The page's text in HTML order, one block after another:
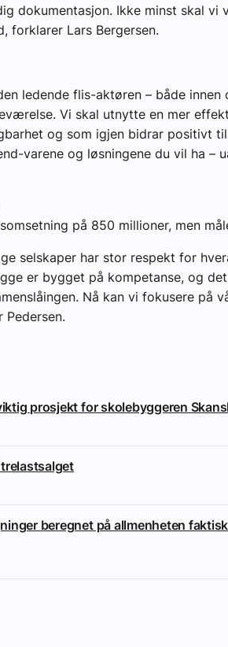
dokumentasjon. Ikke minst skal vi
forklarer Lars Bergersen.
ledende flis-aktøren – både innen
Vi skal utnytte en mer
og som igjen bidrar positivt
varene og løsningene du vil ha –
på 850 millioner, men
selskaper har stor respekt for
er bygget på kompetanse, og
Nå kan vi fokusere på
prosjekt for skolebyggeren
beregnet på allmenheten